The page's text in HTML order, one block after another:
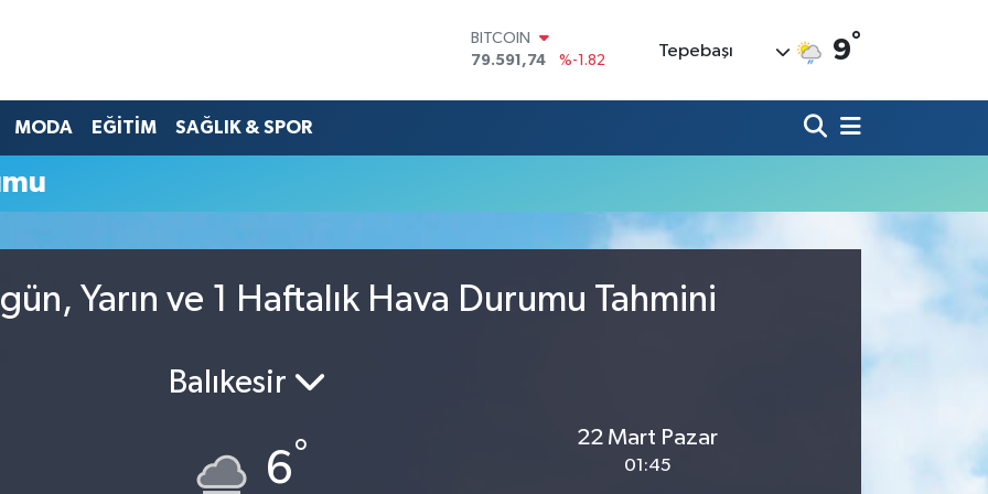
BITCOIN
79.591,74
%-1.82
45,43620
%0.02
%0.19
14.598,00
Tepebaşı 9°
MODA EĞİTİM SAĞLIK & SPOR
Yarın ve 1 Haftalık Hava Durumu Tahmini
Balıkesir
6°
22 Mart Pazar
01:45